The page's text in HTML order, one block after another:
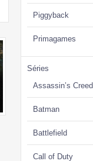
Piggyback
Primagames
Séries
Assassin’s Creed
Batman
Battlefield
Call of Duty